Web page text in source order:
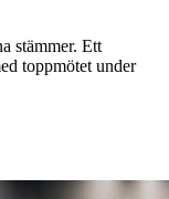
stämmer. Ett
toppmötet under